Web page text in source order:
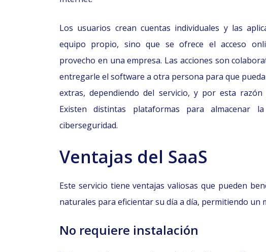
Los usuarios crean cuentas individuales y las
equipo propio, sino que se ofrece el acceso
provecho en una empresa. Las acciones son
entregarle el software a otra persona para que
extras, dependiendo del servicio, y por esta
Existen distintas plataformas para almacenar
ciberseguridad.
Ventajas del SaaS
Este servicio tiene ventajas valiosas que pueden
naturales para eficientar su día a día, permitiendo un
No requiere instalación